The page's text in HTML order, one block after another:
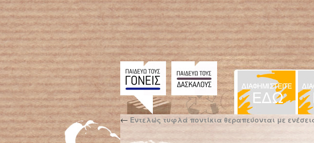
← Εντελώς τυφλά ποντίκια θεραπεύονται με